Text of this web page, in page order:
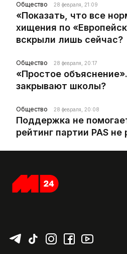
Общество 28 февраля, 21:09
«Показать, что все
хищения по
вскрыли лишь сейчас?
Общество 28 февраля, 20:17
«Простое
закрывают школы?
Общество 28 февраля, 20:08
Поддержка не
рейтинг партии PAS не